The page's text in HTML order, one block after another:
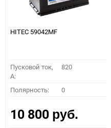
HITEC 59042MF
Пусковой ток,
A:
820
Полярность: 0
10 800 руб.